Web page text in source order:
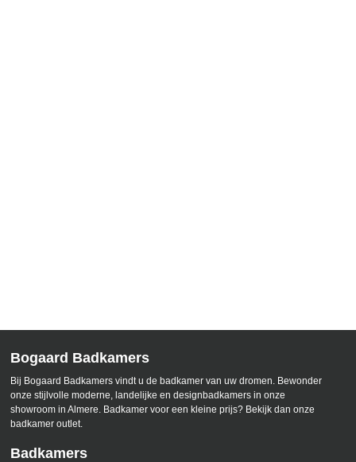
Bogaard Badkamers
Bij Bogaard Badkamers vindt u de badkamer van uw dromen. Bewonder
onze stijlvolle moderne, landelijke en designbadkamers in onze
showroom in Almere. Badkamer voor een kleine prijs? Bekijk dan onze
badkamer outlet.
Badkamers